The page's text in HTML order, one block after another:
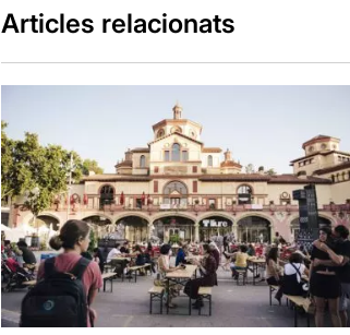
Articles relacionats